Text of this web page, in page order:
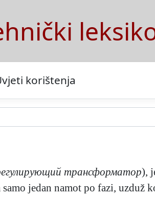
korištenja
трансформатор),
jedan namot po fazi, uzduž